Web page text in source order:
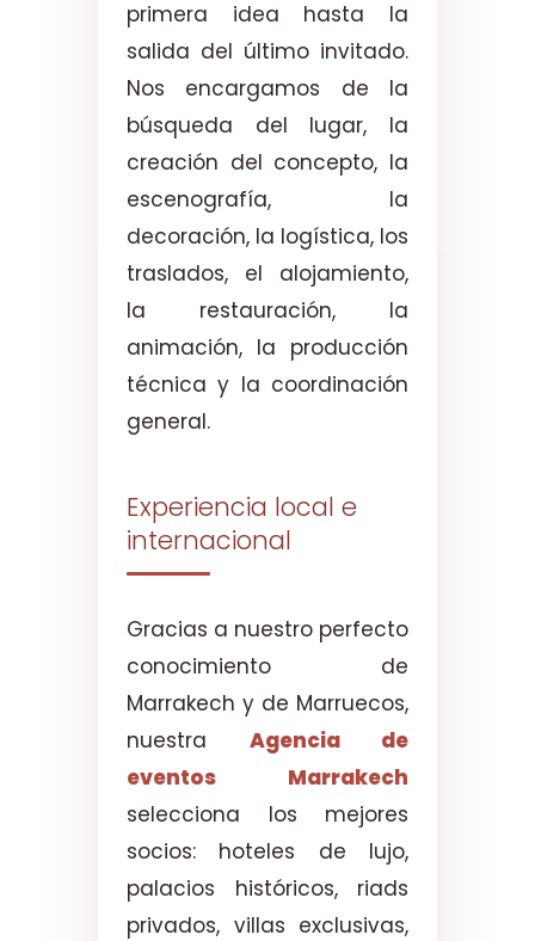
primera idea hasta la
salida del último invitado.
Nos encargamos de la
búsqueda del lugar, la
creación del concepto, la
escenografía, la
decoración, la logística, los
traslados, el alojamiento,
la restauración, la
animación, la producción
técnica y la coordinación
general.
Experiencia local e
internacional
Gracias a nuestro perfecto
conocimiento de
Marrakech y de Marruecos,
nuestra Agencia de
eventos Marrakech
selecciona los mejores
socios: hoteles de lujo,
palacios históricos, riads
privados, villas exclusivas,